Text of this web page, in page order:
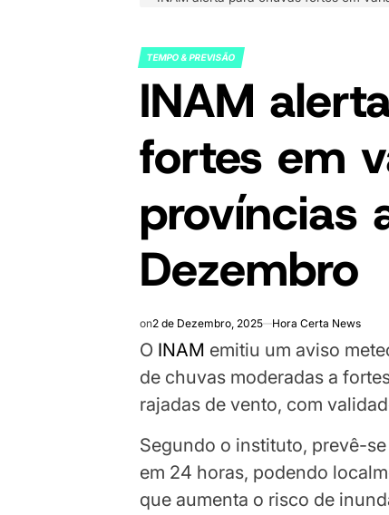
POSTED
IN
TEMPO & PREVISÃO
INAM
fortes em
províncias
Dezembro
on2 de Dezembro, 2025 Hora Certa News
O INAM emitiu um aviso
de chuvas moderadas a
rajadas de vento, com
Segundo o instituto, prevê-
em 24 horas, podendo
que aumenta o risco de